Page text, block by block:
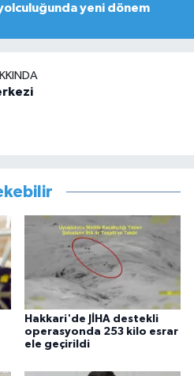
yeni dönem
Hakkari'de JİHA destekli
operasyonda 253 kilo esrar
ele geçirildi